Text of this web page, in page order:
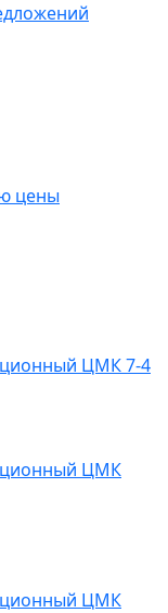
цены
ЦМК 7-4
ЦМК
ЦМК